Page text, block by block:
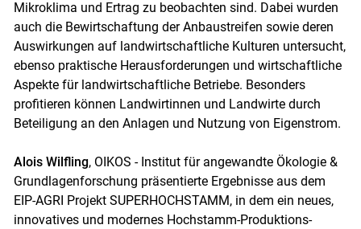
Mikroklima und Ertrag zu beobachten sind. Dabei wurden
auch die Bewirtschaftung der Anbaustreifen sowie deren
Auswirkungen auf landwirtschaftliche Kulturen untersucht,
ebenso praktische Herausforderungen und wirtschaftliche
Aspekte für landwirtschaftliche Betriebe. Besonders
profitieren können Landwirtinnen und Landwirte durch
Beteiligung an den Anlagen und Nutzung von Eigenstrom.
Alois Wilfling, OIKOS - Institut für angewandte Ökologie &
Grundlagenforschung präsentierte Ergebnisse aus dem
EIP-AGRI Projekt SUPERHOCHSTAMM, in dem ein neues,
innovatives und modernes Hochstamm-Produktions-